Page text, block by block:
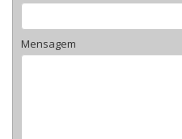
Mensagem